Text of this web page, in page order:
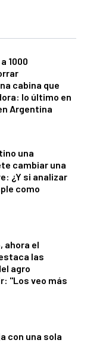
1000
cabina que
lo último en
Argentina
una
cambiar una
¿Y si analizar
como
ahora el
las
agro
"Los veo más
con una sola